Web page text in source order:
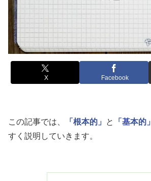
X Facebook
この記事では、 「根本的」 と 「基本的」
すく説明していきます。